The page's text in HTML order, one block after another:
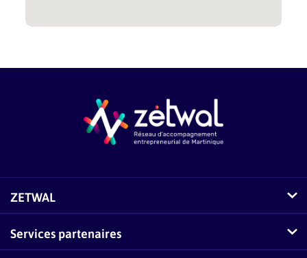
ZETWAL
Comment fonctionne Zetwal ?
Services partenaires